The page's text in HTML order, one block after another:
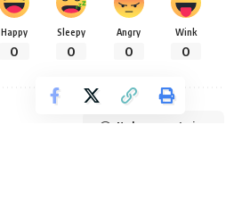
Happy
0
Sleepy
0
Angry
0
Wink
0
No hay comentarios